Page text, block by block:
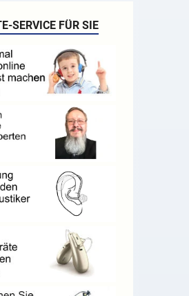
SERVICE FÜR SIE